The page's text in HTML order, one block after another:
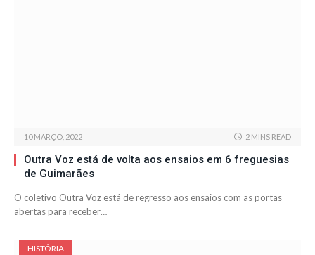
10 MARÇO, 2022 2 MINS READ
Outra Voz está de volta aos ensaios em 6 freguesias
de Guimarães
O coletivo Outra Voz está de regresso aos ensaios com as portas
abertas para receber…
HISTÓRIA